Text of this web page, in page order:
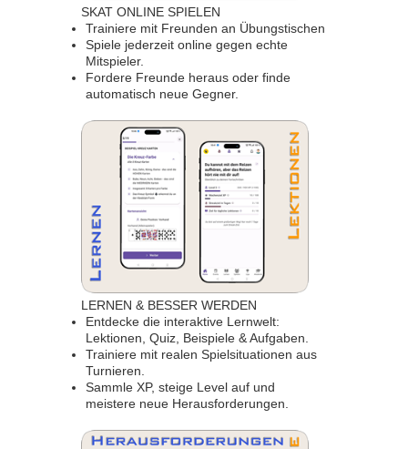
SKAT ONLINE SPIELEN
Trainiere mit Freunden an Übungstischen
Spiele jederzeit online gegen echte
Mitspieler.
Fordere Freunde heraus oder finde
automatisch neue Gegner.
LERNEN & BESSER WERDEN
Entdecke die interaktive Lernwelt:
Lektionen, Quiz, Beispiele & Aufgaben.
Trainiere mit realen Spielsituationen aus
Turnieren.
Sammle XP, steige Level auf und
meistere neue Herausforderungen.